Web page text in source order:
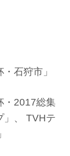
石狩市」
2017総集
」、 TVHテ